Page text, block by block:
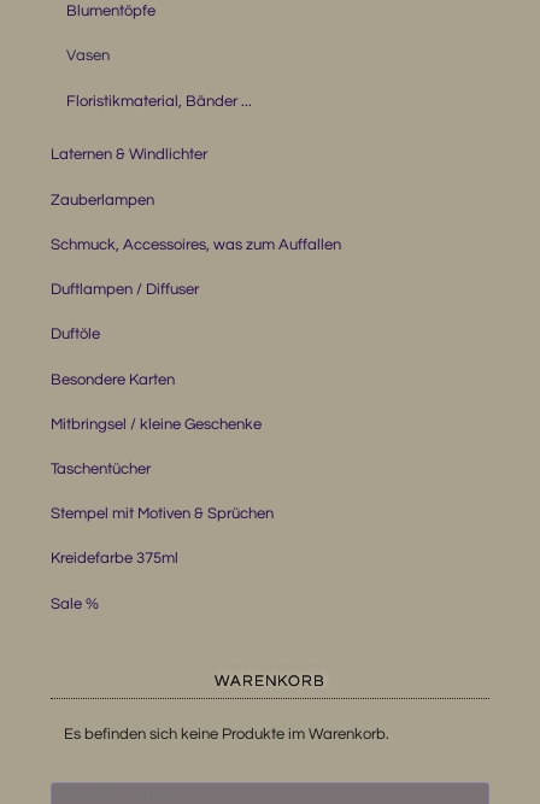
Blumentöpfe
Vasen
Floristikmaterial, Bänder ...
Laternen & Windlichter
Zauberlampen
Schmuck, Accessoires, was zum Auffallen
Duftlampen / Diffuser
Duftöle
Besondere Karten
Mitbringsel / kleine Geschenke
Taschentücher
Stempel mit Motiven & Sprüchen
Kreidefarbe 375ml
Sale %
WARENKORB
Es befinden sich keine Produkte im Warenkorb.